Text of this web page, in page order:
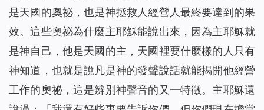
是天國的奧祕，也是神拯救人經營人最終要達到的果
效。這些奧祕為什麼主耶穌能說出來，因為主耶穌就
是神自己，他是天國的主，天國裡要什麼樣的人只有
神知道，也就是說凡是神的發聲說話就能揭開他經營
工作的奧祕，這是辨別神聲音的又一特徵。主耶穌還